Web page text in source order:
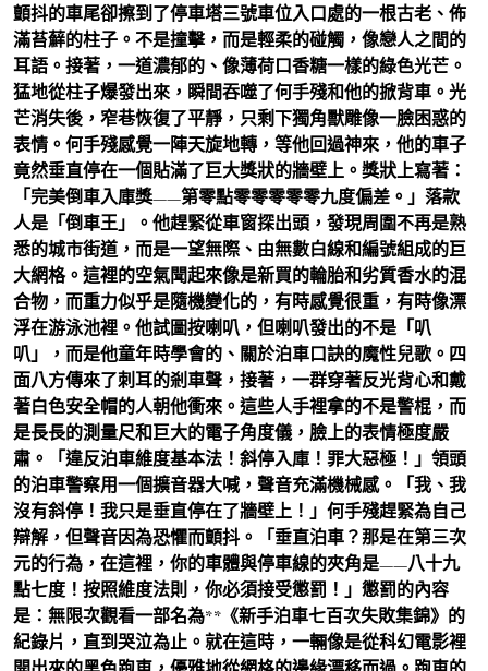
顫抖的車尾卻擦到了停車塔三號車位入口處的一根古老、佈
滿苔蘚的柱子。不是撞擊，而是輕柔的碰觸，像戀人之間的
耳語。接著，一道濃郁的、像薄荷口香糖一樣的綠色光芒。
猛地從柱子爆發出來，瞬間吞噬了何手殘和他的掀背車。光
芒消失後，窄巷恢復了平靜，只剩下獨角獸雕像一臉困惑的
表情。何手殘感覺一陣天旋地轉，等他回過神來，他的車子
竟然垂直停在一個貼滿了巨大獎狀的牆壁上。獎狀上寫著：
「完美倒車入庫獎——第零點零零零零零九度偏差。」落款
人是「倒車王」。他趕緊從車窗探出頭，發現周圍不再是熟
悉的城市街道，而是一望無際、由無數白線和編號組成的巨
大網格。這裡的空氣聞起來像是新買的輪胎和劣質香水的混
合物，而重力似乎是隨機變化的，有時感覺很重，有時像漂
浮在游泳池裡。他試圖按喇叭，但喇叭發出的不是「叭
叭」，而是他童年時學會的、關於泊車口訣的魔性兒歌。四
面八方傳來了刺耳的剎車聲，接著，一群穿著反光背心和戴
著白色安全帽的人朝他衝來。這些人手裡拿的不是警棍，而
是長長的測量尺和巨大的電子角度儀，臉上的表情極度嚴
肅。「違反泊車維度基本法！斜停入庫！罪大惡極！」領頭
的泊車警察用一個擴音器大喊，聲音充滿機械感。「我、我
沒有斜停！我只是垂直停在了牆壁上！」何手殘趕緊為自己
辯解，但聲音因為恐懼而顫抖。「垂直泊車？那是在第三次
元的行為，在這裡，你的車體與停車線的夾角是——八十九
點七度！按照維度法則，你必須接受懲罰！」懲罰的內容
是：無限次觀看一部名為**《新手泊車七百次失敗集錦》的
紀錄片，直到哭泣為止。就在這時，一輛像是從科幻電影裡